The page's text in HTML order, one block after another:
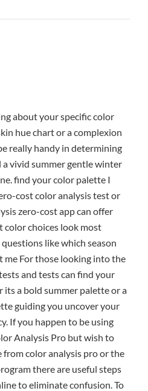
about your specific color
hue chart or a complexion
really handy in determining
vivid summer gentle winter
find your color palette I
cost color analysis test or
zero-cost app can offer
color choices look most
like which season
me For those looking into the
and tests can find your
its a bold summer palette or a
guiding you uncover your
If you happen to be using
Analysis Pro but wish to
color analysis pro or the
there are useful steps
to eliminate confusion. To